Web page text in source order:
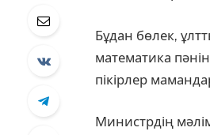
Бұдан бөлек,
математика
пікірлер
Министрдің